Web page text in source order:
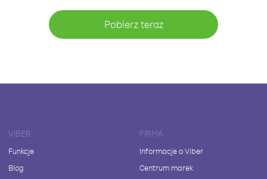
Pobierz teraz
VIBER
Funkcje
Blog
FIRMA
Informacje o Viber
Centrum marek